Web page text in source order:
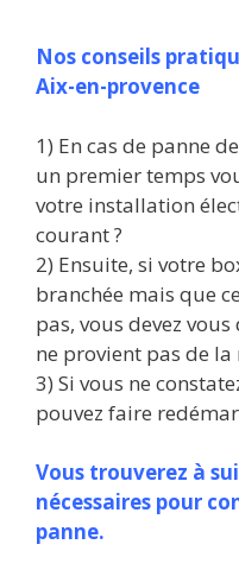
Nos conseils
Aix-en-provence
1) En cas de panne
un premier temps
votre installation
courant ?
2) Ensuite, si votre
branchée mais que
pas, vous devez
ne provient pas de la
3) Si vous ne
pouvez faire
Vous trouverez à
nécessaires pour
panne.